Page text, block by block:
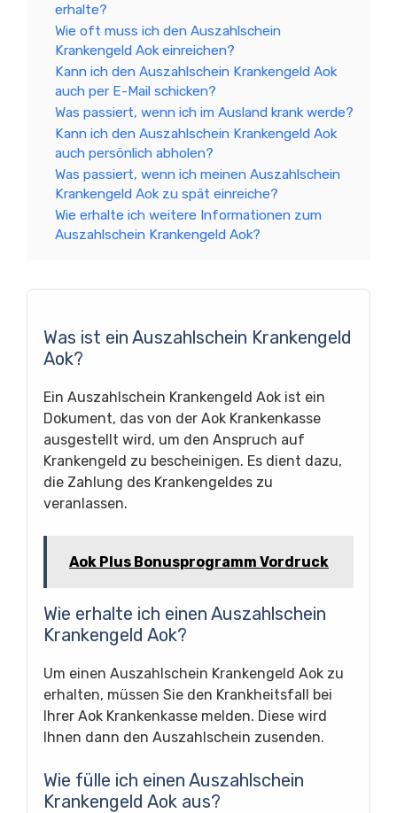
erhalte?
Wie oft muss ich den Auszahlschein
Krankengeld Aok einreichen?
Kann ich den Auszahlschein Krankengeld Aok
auch per E-Mail schicken?
Was passiert, wenn ich im Ausland krank werde?
Kann ich den Auszahlschein Krankengeld Aok
auch persönlich abholen?
Was passiert, wenn ich meinen Auszahlschein
Krankengeld Aok zu spät einreiche?
Wie erhalte ich weitere Informationen zum
Auszahlschein Krankengeld Aok?
Was ist ein Auszahlschein Krankengeld
Aok?
Ein Auszahlschein Krankengeld Aok ist ein
Dokument, das von der Aok Krankenkasse
ausgestellt wird, um den Anspruch auf
Krankengeld zu bescheinigen. Es dient dazu,
die Zahlung des Krankengeldes zu
veranlassen.
Aok Plus Bonusprogramm Vordruck
Wie erhalte ich einen Auszahlschein
Krankengeld Aok?
Um einen Auszahlschein Krankengeld Aok zu
erhalten, müssen Sie den Krankheitsfall bei
Ihrer Aok Krankenkasse melden. Diese wird
Ihnen dann den Auszahlschein zusenden.
Wie fülle ich einen Auszahlschein
Krankengeld Aok aus?